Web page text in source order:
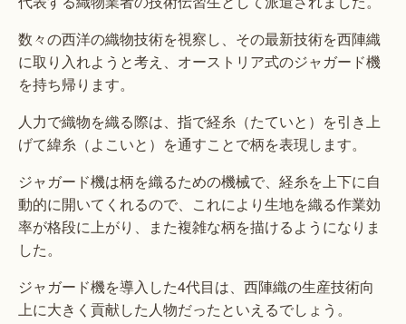
数々の西洋の織物技術を視察し、その最新技術を西陣織
に取り入れようと考え、オーストリア式のジャガード機
を持ち帰ります。
人力で織物を織る際は、指で経糸（たていと）を引き上
げて緯糸（よこいと）を通すことで柄を表現します。
ジャガード機は柄を織るための機械で、経糸を上下に自
動的に開いてくれるので、これにより生地を織る作業効
率が格段に上がり、また複雑な柄を描けるようになりま
した。
ジャガード機を導入した4代目は、西陣織の生産技術向
上に大きく貢献した人物だったといえるでしょう。